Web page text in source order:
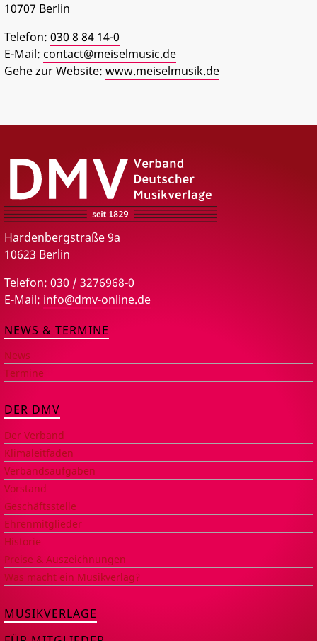
10707 Berlin
Telefon: 030 8 84 14-0
E-Mail: contact@meiselmusic.de
Gehe zur Website: www.meiselmusik.de
DMV – Verband Deutscher Musikverlage e.V.
Hardenbergstraße 9a
10623 Berlin
Telefon: 030 / 3276968-0
E-Mail: info@dmv-online.de
NEWS & TERMINE
News
Termine
DER DMV
Der Verband
Klimaleitfaden
Verbandsaufgaben
Vorstand
Geschäftsstelle
Ehrenmitglieder
Historie
Preise & Auszeichnungen
Was macht ein Musikverlag?
MUSIKVERLAGE